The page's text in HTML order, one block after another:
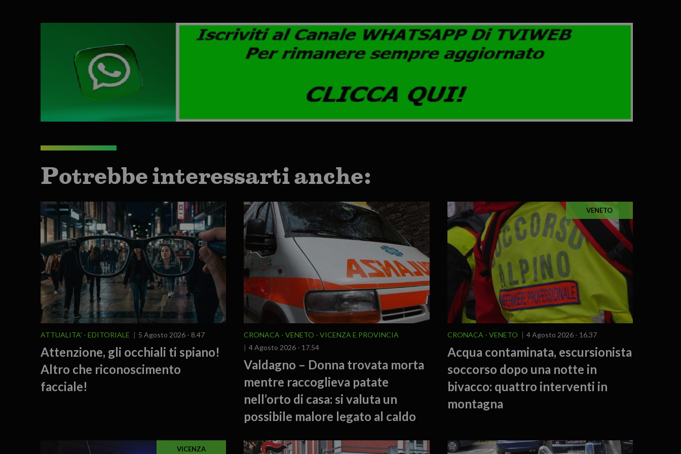
Potrebbe interessarti anche:
ATTUALITA' EDITORIALE 5 Agosto 2026 - 8.47
Attenzione, gli occhiali ti spiano!
Altro che riconoscimento
facciale!
CRONACA VENETO
VICENZA E PROVINCIA
4 Agosto 2026 - 17.54
Valdagno – Donna trovata morta
mentre raccoglieva patate
nell’orto di casa: si valuta un
possibile malore legato al caldo
VENETO
CRONACA VENETO 4 Agosto 2026 - 16.37
Acqua contaminata, escursionista
soccorso dopo una notte in
bivacco: quattro interventi in
montagna
VICENZA